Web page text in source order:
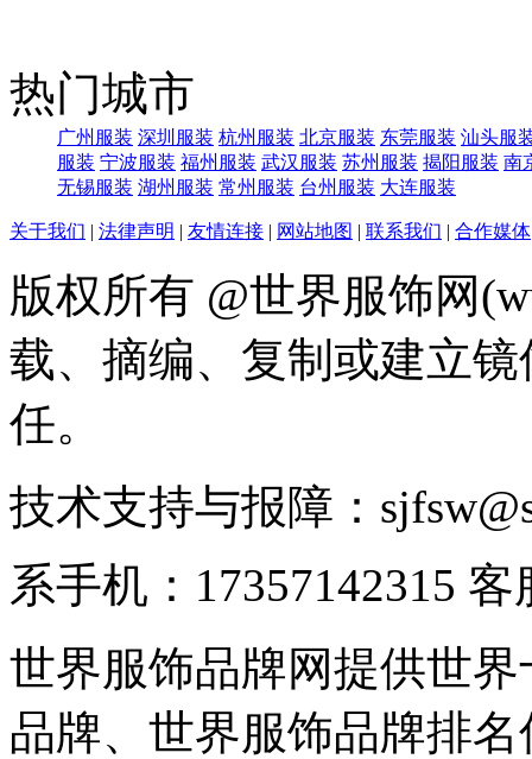
热门城市
广州服装 深圳服装 杭州服装 北京服装 东莞服装 汕头服
服装 宁波服装 福州服装 武汉服装 苏州服装 揭阳服装 南
无锡服装 湖州服装 常州服装 台州服装 大连服装
关于我们 | 法律声明 | 友情连接 | 网站地图 | 联系我们 | 合作媒体
版权所有 @世界服饰网
载、摘编、复制或建立
任。
技术支持与报障：
系手机：17357142315 客
世界服饰品牌网提供世
品牌、世界服饰品牌排